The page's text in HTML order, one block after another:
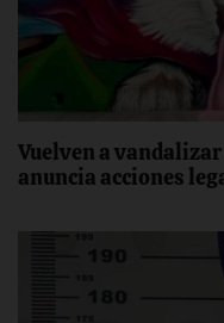
Vuelven a
anuncia acciones